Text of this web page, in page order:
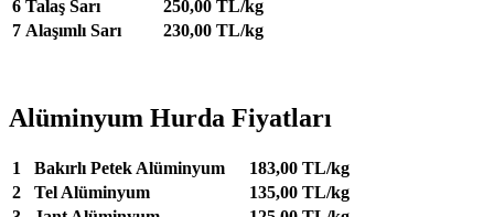
6 Talaş Sarı
250,00 TL/kg
7 Alaşımlı Sarı 230,00 TL/kg
Alüminyum Hurda Fiyatları
1 Bakırlı Petek Alüminyum
183,00 TL/kg
2
Tel Alüminyum
135,00 TL/kg